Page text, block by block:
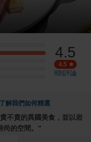
4.5
4.5
8則評論
了解我們如何精選
不貴的異國美食，並以岩
的空間。 ”